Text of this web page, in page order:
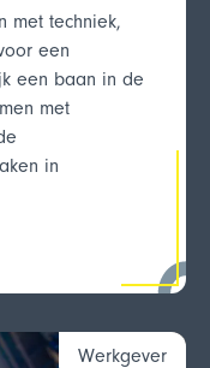
met techniek,
een
een baan in de
met
in
Werkgever